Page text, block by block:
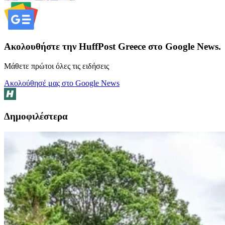
Ακολουθήστε την HuffPost Greece στο Google News.
Μάθετε πρώτοι όλες τις ειδήσεις
Ακολούθησέ μας στο Google News
Δημοφιλέστερα